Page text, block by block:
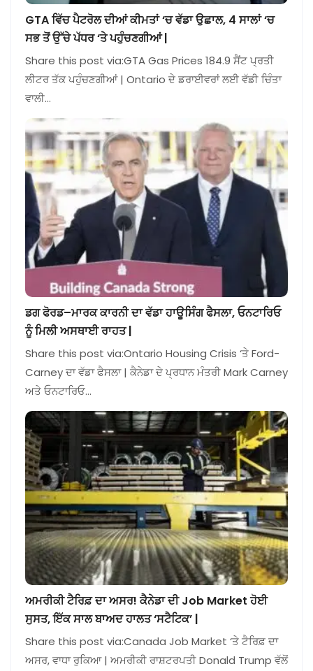
GTA ਵਿੱਚ ਪੈਟਰੋਲ ਦੀਆਂ ਕੀਮਤਾਂ ‘ਚ ਵੱਡਾ ਉਛਾਲ, 4 ਸਾਲਾਂ ‘ਚ
ਸਭ ਤੋਂ ਉੱਚੇ ਪੱਧਰ ‘ਤੇ ਪਹੁੰਚਣਗੀਆਂ |
Share this post via:GTA Gas Prices 184.9 ਸੈਂਟ ਪ੍ਰਤੀ
ਲੀਟਰ ਤੱਕ ਪਹੁੰਚਣਗੀਆਂ | Ontario ਦੇ ਡਰਾਈਵਰਾਂ ਲਈ ਵੱਡੀ ਚਿੰਤਾ
ਵਾਲੀ…
ਡਗ ਫੋਰਡ–ਮਾਰਕ ਕਾਰਨੀ ਦਾ ਵੱਡਾ ਹਾਊਸਿੰਗ ਫੈਸਲਾ, ਓਨਟਾਰਿਓ
ਨੂੰ ਮਿਲੀ ਅਸਥਾਈ ਰਾਹਤ |
Share this post via:Ontario Housing Crisis ‘ਤੇ Ford-
Carney ਦਾ ਵੱਡਾ ਫੈਸਲਾ | ਕੈਨੇਡਾ ਦੇ ਪ੍ਰਧਾਨ ਮੰਤਰੀ Mark Carney
ਅਤੇ ਓਨਟਾਰਿਓ…
ਅਮਰੀਕੀ ਟੈਰਿਫ਼ ਦਾ ਅਸਰ! ਕੈਨੇਡਾ ਦੀ Job Market ਹੋਈ
ਸੁਸਤ, ਇੱਕ ਸਾਲ ਬਾਅਦ ਹਾਲਤ ‘ਸਟੈਟਿਕ’ |
Share this post via:Canada Job Market ‘ਤੇ ਟੈਰਿਫ਼ ਦਾ
ਅਸਰ, ਵਾਧਾ ਰੁਕਿਆ | ਅਮਰੀਕੀ ਰਾਸ਼ਟਰਪਤੀ Donald Trump ਵੱਲੋਂ